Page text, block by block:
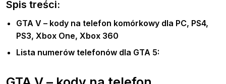
Spis treści:
GTA V – kody na telefon komórkowy dla PC, PS4,
PS3, Xbox One, Xbox 360
Lista numerów telefonów dla GTA 5: